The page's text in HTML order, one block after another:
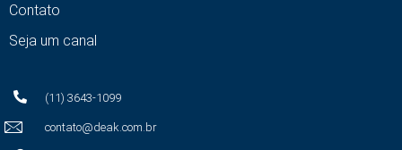
Contato
Seja um canal
(11) 3643-1099
contato@deak.com.br